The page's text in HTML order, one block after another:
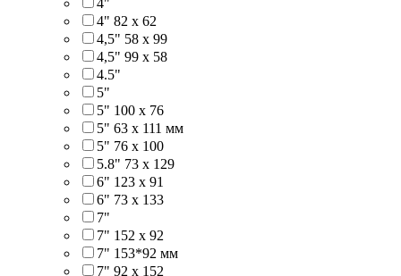
4" 82 x 62
4,5" 58 х 99
4,5" 99 x 58
4.5"
5"
5" 100 x 76
5" 63 x 111 мм
5" 76 х 100
5.8" 73 x 129
6" 123 х 91
6" 73 х 133
7"
7" 152 x 92
7" 153*92 мм
7" 92 х 152